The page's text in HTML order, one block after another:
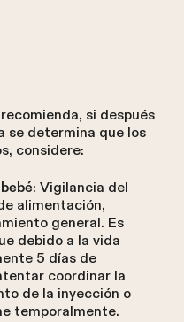
si después
se determina que los
considere:
: Vigilancia del
alimentación,
general. Es
debido a la vida
5 días de
coordinar la
de la inyección o
temporalmente.